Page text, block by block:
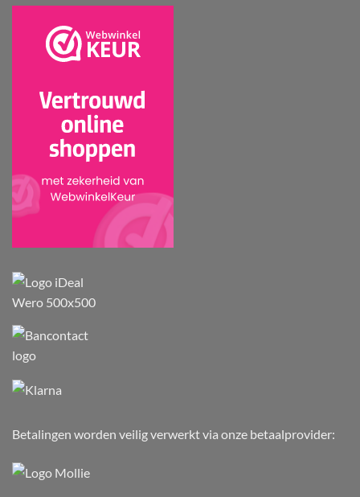
Betalingen worden veilig verwerkt via onze betaalprovider: